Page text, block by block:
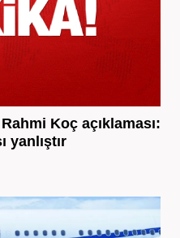
Koç açıklaması:
yanlıştır